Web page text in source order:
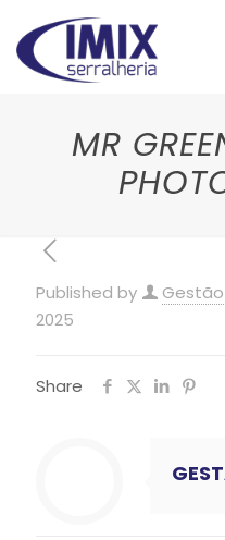
MR
Published by Gestão
2025
Share